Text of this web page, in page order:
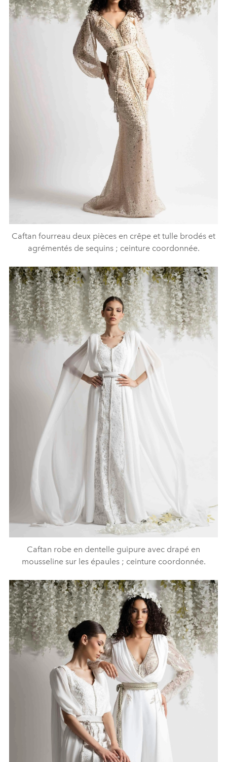
Caftan fourreau deux pièces en crêpe et tulle brodés et
agrémentés de sequins ; ceinture coordonnée.
Caftan robe en dentelle guipure avec drapé en
mousseline sur les épaules ; ceinture coordonnée.